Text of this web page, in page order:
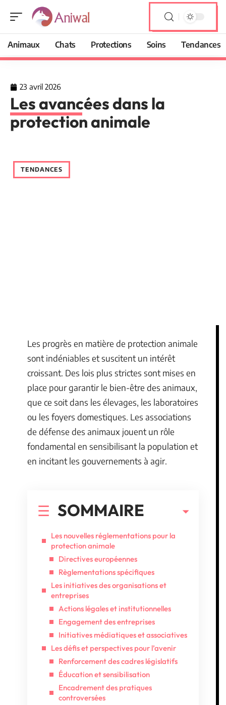
Animaux Chats Protections Soins Tendances
23 avril 2026
Les avancées dans la
protection animale
TENDANCES
Les progrès en matière de protection animale
sont indéniables et suscitent un intérêt
croissant. Des lois plus strictes sont mises en
place pour garantir le bien-être des animaux,
que ce soit dans les élevages, les laboratoires
ou les foyers domestiques. Les associations
de défense des animaux jouent un rôle
fondamental en sensibilisant la population et
en incitant les gouvernements à agir.
SOMMAIRE
Les nouvelles réglementations pour la
protection animale
Directives européennes
Règlementations spécifiques
Les initiatives des organisations et
entreprises
Actions légales et institutionnelles
Engagement des entreprises
Initiatives médiatiques et associatives
Les défis et perspectives pour l’avenir
Renforcement des cadres législatifs
Éducation et sensibilisation
Encadrement des pratiques
controversées